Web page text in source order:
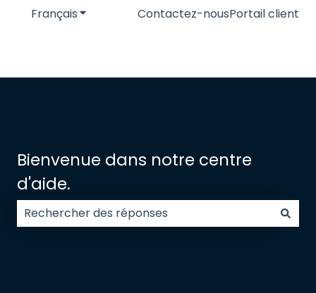
FrançaisAfficher le sous-menu pour les traductions
Contactez-nousPortail client
Bienvenue dans notre centre
d'aide.